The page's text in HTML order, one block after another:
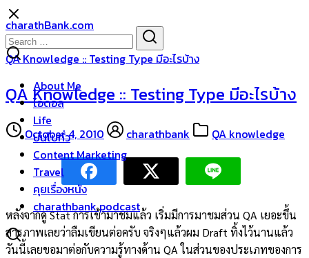
Skip
to
content
charathBank.com
About Me
ไอดอล
Life
บ่นไปทั่ว
Content Marketing
Travel
คุยเรื่องหนัง
charathbank podcast
Search
for:
QA Knowledge :: Testing Type มีอะไรบ้าง
QA Knowledge :: Testing Type มีอะไรบ้าง
October 4, 2010 charathbank QA knowledge
หลังจากดู Stat การเข้ามาชมแล้ว เริ่มมีการมาชมส่วน QA เยอะขึ้น
สารภาพเลยว่าลืมเขียนต่อครับ จริงๆแล้วผม Draft ทิ้งไว้นานแล้ว
วันนี้เลยขอมาต่อกับความรู้ทางด้าน QA ในส่วนของประเภทของการ